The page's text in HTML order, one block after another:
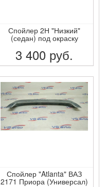
Спойлер 2Н "Низкий"
(седан) под окраску
3 400 руб.
ПОДРОБНЕЕ
Спойлер "Atlanta" ВАЗ
2171 Приора (Универсал)